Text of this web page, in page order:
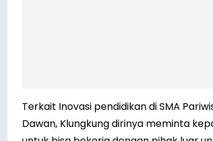
Terkait Inovasi pendidikan di SMA
Dawan, Klungkung dirinya meminta